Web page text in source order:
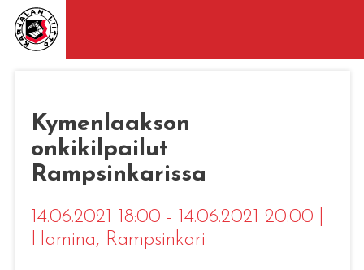
Kymenlaakson
onkikilpailut
Rampsinkarissa
14.06.2021 18:00 - 14.06.2021 20:00
Hamina, Rampsinkari